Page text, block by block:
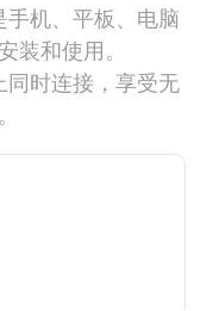
机、平板、电脑
装和使用。
时连接，享受无